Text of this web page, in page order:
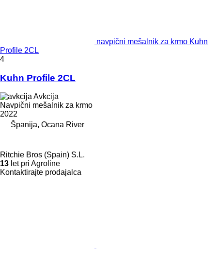
navpični mešalnik za krmo Kuhn
Profile 2CL
4
Kuhn Profile 2CL
Avkcija
Navpični mešalnik za krmo
2022
Španija, Ocana River
Ritchie Bros (Spain) S.L.
13 let pri Agroline
Kontaktirajte prodajalca